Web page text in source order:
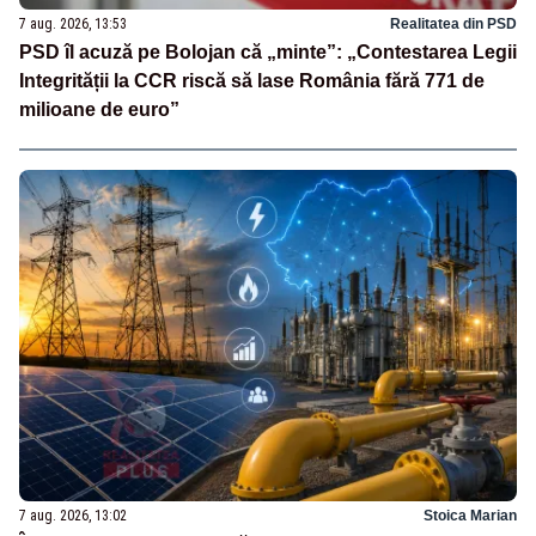
7 aug. 2026, 13:53 Realitatea din PSD
PSD îl acuză pe Bolojan că „minte”: „Contestarea Legii
Integrității la CCR riscă să lase România fără 771 de
milioane de euro”
7 aug. 2026, 13:02 Stoica Marian